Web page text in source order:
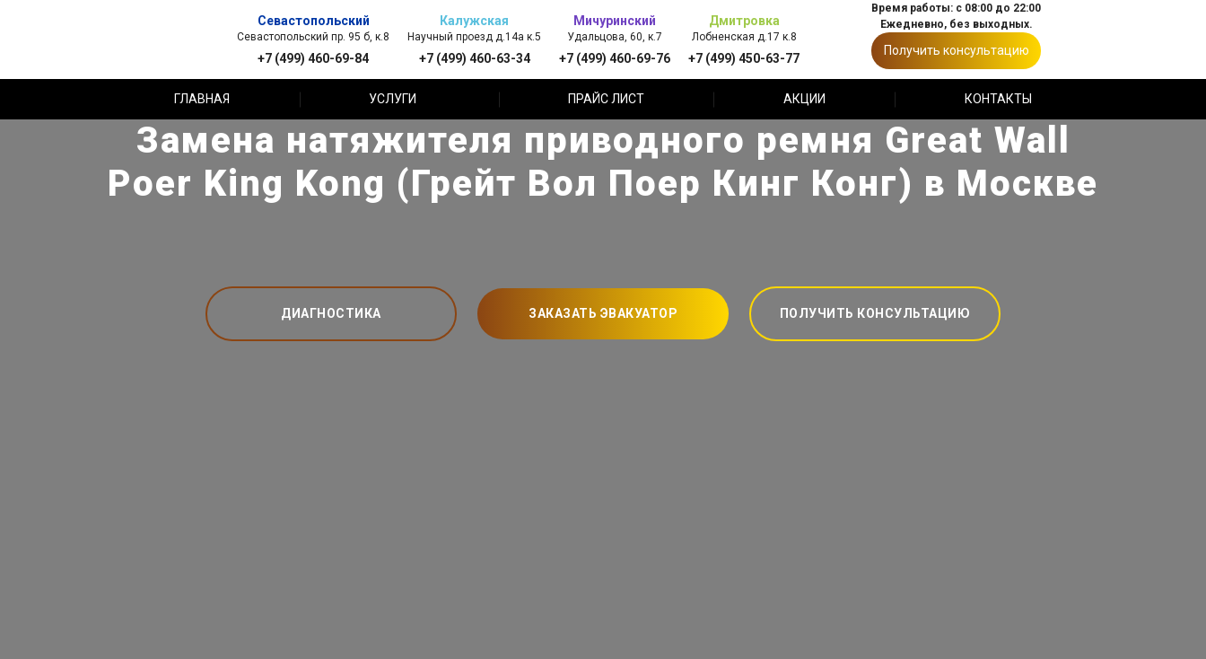
Севастопольский
Севастопольский пр. 95 б, к.8
+7 (499) 460-69-84
Калужская
Научный проезд д.14а к.5
+7 (499) 460-63-34
Мичуринский
Удальцова, 60, к.7
+7 (499) 460-69-76
Дмитровка
Лобненская д.17 к.8
+7 (499) 450-63-77
Время работы: с 08:00 до 22:00
Ежедневно, без выходных.
Получить консультацию
ГЛАВНАЯ УСЛУГИ ПРАЙС ЛИСТ АКЦИИ КОНТАКТЫ
Замена натяжителя приводного ремня Great Wall
Poer King Kong (Грейт Вол Поер Кинг Конг) в Москве
ДИАГНОСТИКА ЗАКАЗАТЬ ЭВАКУАТОР ПОЛУЧИТЬ КОНСУЛЬТАЦИЮ